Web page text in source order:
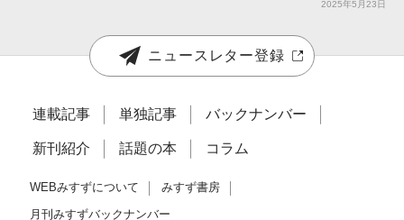
2025年5月23日
ニュースレター登録
連載記事 単独記事 バックナンバー
新刊紹介 話題の本 コラム
WEBみすずについて みすず書房
月刊みすずバックナンバー